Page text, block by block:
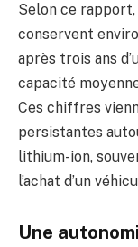
Selon ce
conservent
après trois ans
capacité
Ces chiffres
persistantes
lithium-ion,
l’achat d’un
Une